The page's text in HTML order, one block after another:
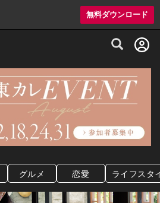
無料ダウンロード
グルメ情報・プレミアムレストラン予約
グルメ 恋愛 ライフスタ